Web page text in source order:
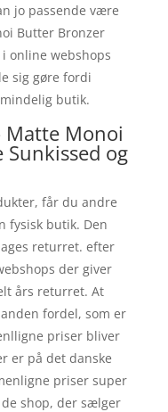
jo passende være
Butter Bronzer
online webshops
sig gøre fordi
butik.
Matte Monoi
og
får du andre
fysisk butik. Den
returret. efter
der giver
års returret. At
fordel, som er
priser bliver
er på det danske
priser super
shop, der sælger